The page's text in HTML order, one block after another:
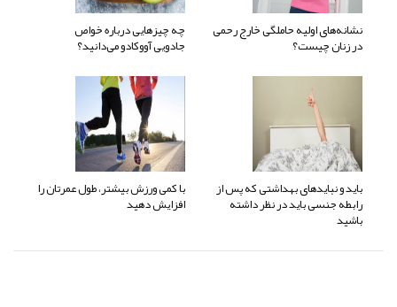
نشانه‌های اولیه حاملگی خارج رحمی
در زنان چیست؟
چه چیزهایی درباره خواص
جادویی آووکادو می‌دانید؟
باید و نبایدهای بهداشتی که پس از
رابطه جنسی باید در نظر داشته
باشید
با کمی ورزش بیشتر، طول عمرتان را
افزایش دهید